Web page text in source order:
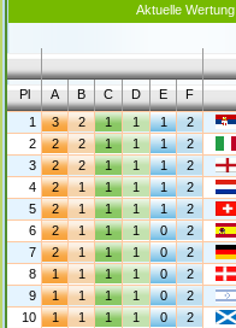
Aktuelle Wertung
Pl A B C D E F
1
3 2 1 1 1 2
2
2 2 1 1 1 2
3
2 2 1 1 1 2
4
2 1 1 1 1 2
5
2 1 1 1 1 2
6
2 1 1 1 0 2
7
2 1 1 1 0 2
8
1 1 1 1 0 2
9
1 1 1 1 0 2
10
1 1 1 1 0 2